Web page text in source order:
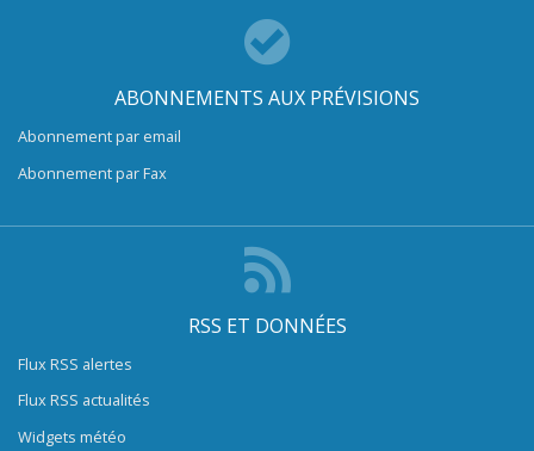
ABONNEMENTS AUX PRÉVISIONS
Abonnement par email
Abonnement par Fax
RSS ET DONNÉES
Flux RSS alertes
Flux RSS actualités
Widgets météo